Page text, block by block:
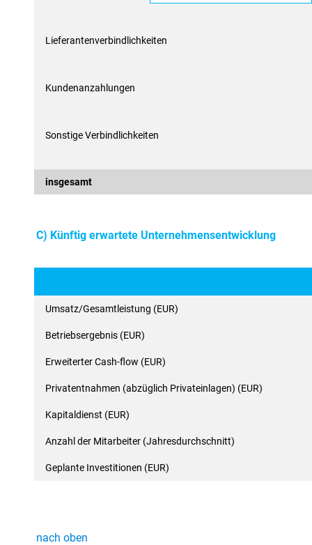
Lieferantenverbindlichkeiten
Kundenanzahlungen
Sonstige Verbindlichkeiten
insgesamt
C) Künftig erwartete Unternehmensentwicklung
Umsatz/Gesamtleistung (EUR)
Betriebsergebnis (EUR)
Erweiterter Cash-flow (EUR)
Privatentnahmen (abzüglich Privateinlagen) (EUR)
Kapitaldienst (EUR)
Anzahl der Mitarbeiter (Jahresdurchschnitt)
Geplante Investitionen (EUR)
nach oben